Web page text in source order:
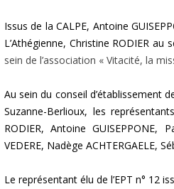
Issus de la CALPE, Antoine
L’Athégienne, Christine RODIER au
sein de l’association « Vitacité, la
Ausein du conseil d’établissement
Suzanne-Berlioux, les
RODIER,Antoine GUISEPPONE,
VEDERE, Nadège ACHTERGAELE,
Le représentant élu de l’EPT n° 12